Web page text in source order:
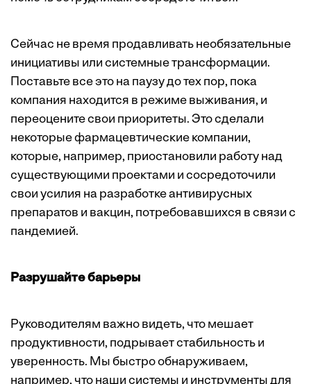
Сейчас не время продавливать необязательные
инициативы или системные трансформации.
Поставьте все это на паузу до тех пор, пока
компания находится в режиме выживания, и
переоцените свои приоритеты. Это сделали
некоторые фармацевтические компании,
которые, например, приостановили работу над
существующими проектами и сосредоточили
свои усилия на разработке антивирусных
препаратов и вакцин, потребовавшихся в связи с
пандемией.
Разрушайте барьеры
Руководителям важно видеть, что мешает
продуктивности, подрывает стабильность и
уверенность. Мы быстро обнаруживаем,
например, что наши системы и инструменты для